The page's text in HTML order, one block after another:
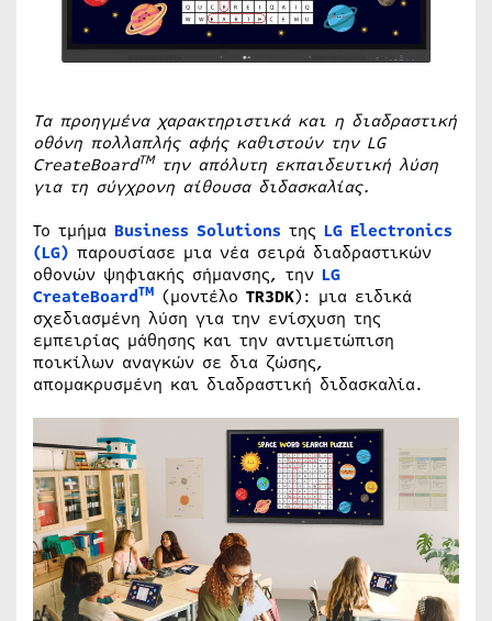
Τα προηγμένα χαρακτηριστικά και η διαδραστική
οθόνη πολλαπλής αφής καθιστούν την LG
CreateBoardTMτην απόλυτη εκπαιδευτική λύση
για τη σύγχρονη αίθουσα διδασκαλίας.
Το τμήμα Business Solutions της LG Electronics
(LG) παρουσίασε μια νέα σειρά διαδραστικών
οθονών ψηφιακής σήμανσης, την LG
CreateBoardTM (μοντέλο TR3DK): μια ειδικά
σχεδιασμένη λύση για την ενίσχυση της
εμπειρίας μάθησης και την αντιμετώπιση
ποικίλων αναγκών σε δια ζώσης,
απομακρυσμένη και διαδραστική διδασκαλία.